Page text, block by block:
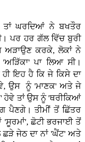
ਤਾਂ ਘਰਦਿਆਂ ਨੇ ਬਖਤੌਰ
ਪਰ ਹਰ ਗੱਲ ਵਿੱਚ ਬੁਰੀ
ਅੜਾਉਣ ਕਰਕੇ, ਲੋਕਾਂ ਨੇ
ਪਾ ਲਿਆ ਸੀ।
ਹੀ ਇਹ ਹੈ ਕਿ ਜੇ ਕਿਸੇ ਦਾ
ਉਸ ਨੂੰ 'ਮਾਣਕ' ਅਤੇ ਜੇ
ਹੋਵੇ ਤਾਂ ਉਸ ਨੂੰ 'ਥਰੀਕਿਆਂ
ਪੈਣਗੇ। ਤੀਮੀਂ ਤੋਂ ਛਿੱਤਰ
'ਸੂਰਮਾਂ', ਛੋਟੀ ਭਰਜਾਈ ਤੋਂ
ਛੜੇ ਜੇਠ ਦਾ ਨਾਂ 'ਘੈਂਟ' ਅਤੇ